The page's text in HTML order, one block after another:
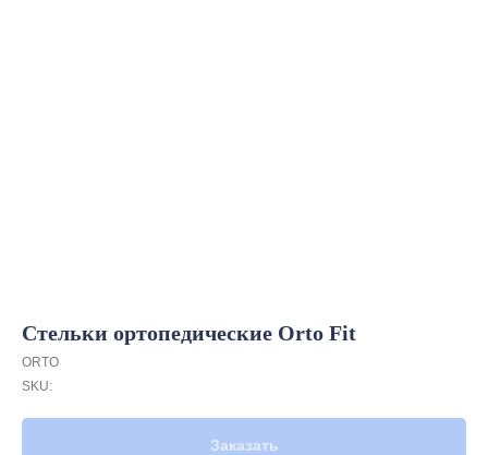
Стельки ортопедические Orto Fit
ORTO
SKU:
Заказать